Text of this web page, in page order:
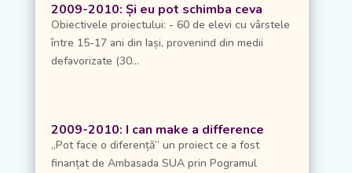
2009-2010: Și eu pot schimba ceva
Obiectivele proiectului: - 60 de elevi cu vârstele
între 15-17 ani din Iași, provenind din medii
defavorizate (30...
2009-2010: I can make a difference
„Pot face o diferență” un proiect ce a fost
finanțat de Ambasada SUA prin Pogramul